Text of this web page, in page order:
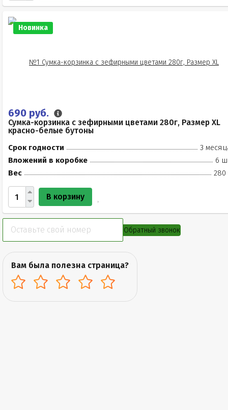
Новинка
690 руб.
Сумка-корзинка с зефирными цветами 280г, Размер XL
красно-белые бутоны
Срок годности
3
Вложений в коробке
6
Вес
280
В корзину
Обратный звонок
Вам была полезна страница?